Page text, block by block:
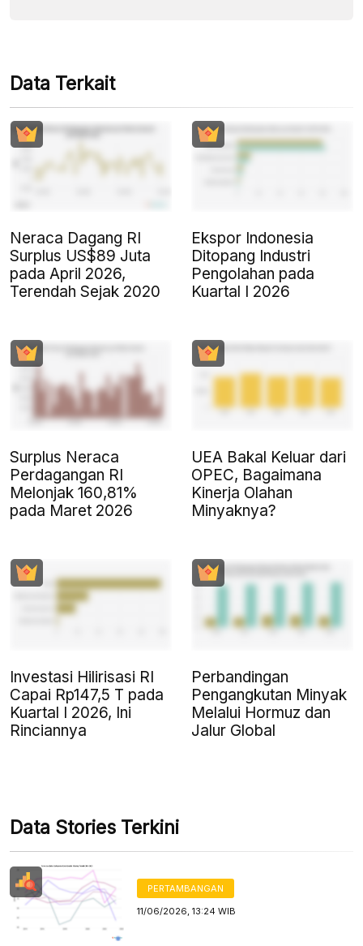
Data Terkait
Neraca Dagang RI
Surplus US$89 Juta
pada April 2026,
Terendah Sejak 2020
Ekspor Indonesia
Ditopang Industri
Pengolahan pada
Kuartal I 2026
Surplus Neraca
Perdagangan RI
Melonjak 160,81%
pada Maret 2026
UEA Bakal Keluar dari
OPEC, Bagaimana
Kinerja Olahan
Minyaknya?
Investasi Hilirisasi RI
Capai Rp147,5 T pada
Kuartal I 2026, Ini
Rinciannya
Perbandingan
Pengangkutan Minyak
Melalui Hormuz dan
Jalur Global
Data Stories Terkini
PERTAMBANGAN
11/06/2026, 13:24 WIB